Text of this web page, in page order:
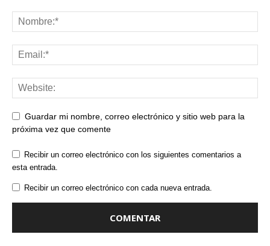
Guardar mi nombre, correo electrónico y sitio web para la
próxima vez que comente
Recibir un correo electrónico con los siguientes comentarios a
esta entrada.
Recibir un correo electrónico con cada nueva entrada.